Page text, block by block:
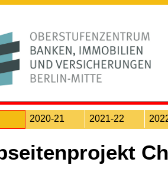
2020-21 2021-22